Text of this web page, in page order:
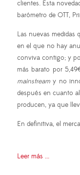
clientes. Esta
barómetro de OTT,
Las nuevas
en el que no hay
conviva contigo; y
más barato por
mainstream y no
después en cuanto
producen, ya que
En definitiva, el
Leer más ...